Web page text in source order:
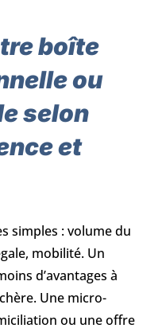
boîte
ou
selon
et
simples : volume du
mobilité. Un
d’avantages à
Une micro-
ou une offre